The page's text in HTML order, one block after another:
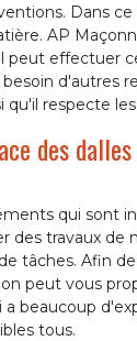
Dans
AP
effectuer
d'autres
respecte
des
qui sont
des travaux
tâches. Afin
peut vous
beaucoup
tous.